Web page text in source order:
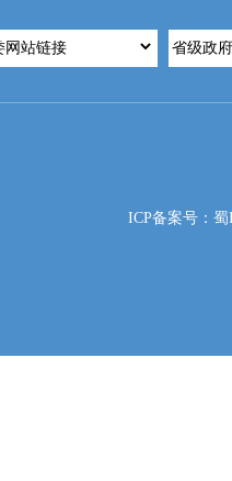
ICP备案号：蜀